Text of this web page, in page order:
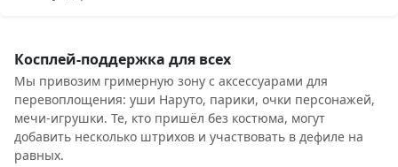
Косплей-поддержка для всех
Мы привозим гримерную зону с аксессуарами для
перевоплощения: уши Наруто, парики, очки персонажей,
мечи-игрушки. Те, кто пришёл без костюма, могут
добавить несколько штрихов и участвовать в дефиле на
равных.